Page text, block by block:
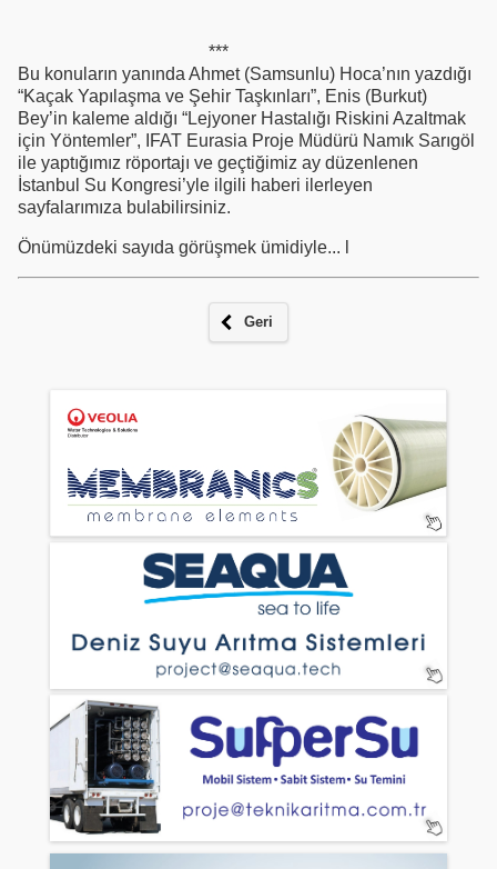
***
Bu konuların yanında Ahmet (Samsunlu) Hoca’nın yazdığı
“Kaçak Yapılaşma ve Şehir Taşkınları”, Enis (Burkut)
Bey’in kaleme aldığı “Lejyoner Hastalığı Riskini Azaltmak
için Yöntemler”, IFAT Eurasia Proje Müdürü Namık Sarıgöl
ile yaptığımız röportajı ve geçtiğimiz ay düzenlenen
İstanbul Su Kongresi’yle ilgili haberi ilerleyen
sayfalarımıza bulabilirsiniz.
Önümüzdeki sayıda görüşmek ümidiyle... l
Geri